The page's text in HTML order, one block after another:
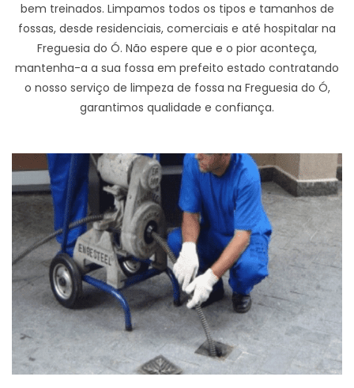
bem treinados. Limpamos todos os tipos e tamanhos de
fossas, desde residenciais, comerciais e até hospitalar na
Freguesia do Ó. Não espere que e o pior aconteça,
mantenha-a a sua fossa em prefeito estado contratando
o nosso serviço de limpeza de fossa na Freguesia do Ó,
garantimos qualidade e confiança.